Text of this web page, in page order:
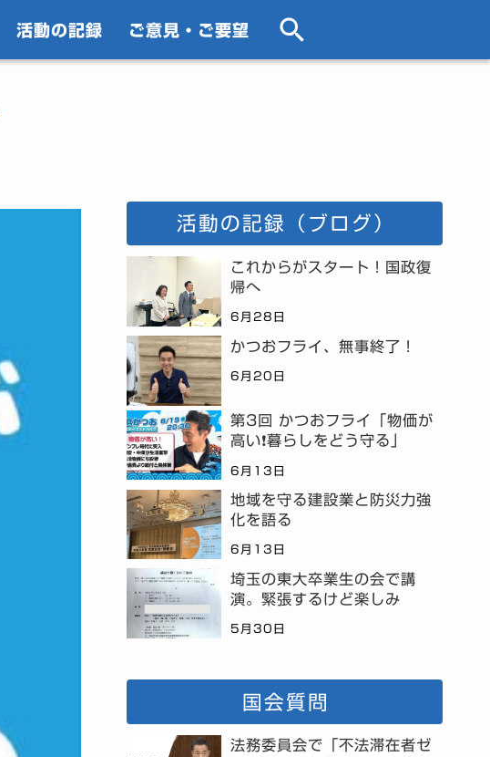
活動の記録 ご意見・ご要望
活動の記録（ブログ）
これからがスタート！国政復
帰へ
6月28日
かつおフライ、無事終了！
6月20日
第3回 かつおフライ「物価が
高い❗暮らしをどう守る」
6月13日
地域を守る建設業と防災力強
化を語る
6月13日
埼玉の東大卒業生の会で講
演。緊張するけど楽しみ
5月30日
国会質問
法務委員会で「不法滞在者ゼ